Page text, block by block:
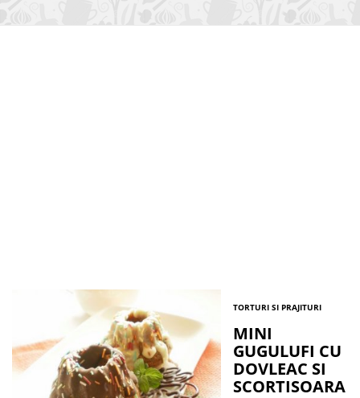
TORTURI SI PRAJITURI
MINI
GUGULUFI CU
DOVLEAC SI
SCORTISOARA